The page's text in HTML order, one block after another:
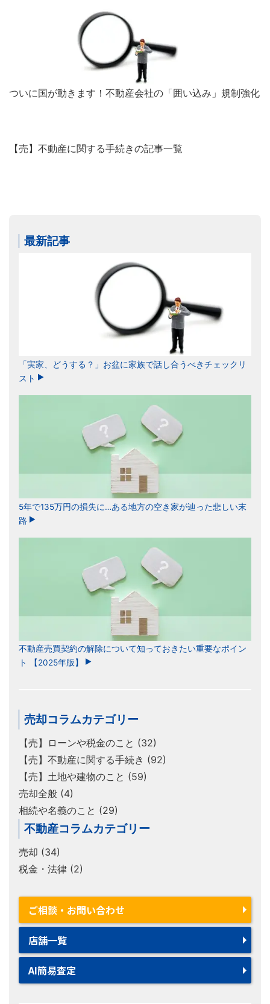
ついに国が動きます！不動産会社の「囲い込み」規制強化
【売】不動産に関する手続きの記事一覧
最新記事
「実家、どうする？」お盆に家族で話し合うべきチェックリ
スト
5年で135万円の損失に…ある地方の空き家が辿った悲しい末
路
不動産売買契約の解除について知っておきたい重要なポイン
ト 【2025年版】
売却コラムカテゴリー
【売】ローンや税金のこと (32)
【売】不動産に関する手続き (92)
【売】土地や建物のこと (59)
売却全般 (4)
相続や名義のこと (29)
不動産コラムカテゴリー
売却 (34)
税金・法律 (2)
ご相談・お問い合わせ
店舗一覧
AI簡易査定